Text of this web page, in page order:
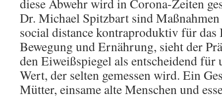
diese Abwehr wird in Corona-Zeiten
Dr. Michael Spitzbart sind
social distance kontraproduktiv für das
Bewegung und Ernährung, sieht der
den Eiweißspiegel als entscheidend für
Wert, der selten gemessen wird. Ein
Mütter, einsame alte Menschen und